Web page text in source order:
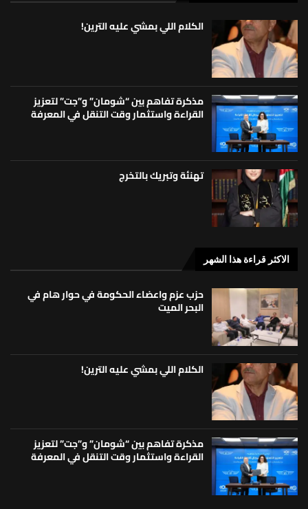
الكلام اللي بمشي عليه الترين!
مذكرة تفاهم بين “شومان” و”جت” لتعزيز
القراءة واستثمار وقت التنقل في المعرفة
تهنئة وتبريك بالتخرج
الاكثر قراءة هذا الشهر
حزب عزم واعضاء الحكومة في حوار هام في
البحر الميت
الكلام اللي بمشي عليه الترين!
مذكرة تفاهم بين “شومان” و”جت” لتعزيز
القراءة واستثمار وقت التنقل في المعرفة